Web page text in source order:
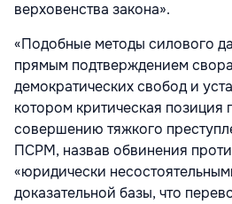
верховенства закона».
«Подобные методы силового
прямым подтверждением
демократических свобод и
котором критическая позиция
совершению тяжкого
ПСРМ, назвав обвинения
«юридически
доказательной базы, что